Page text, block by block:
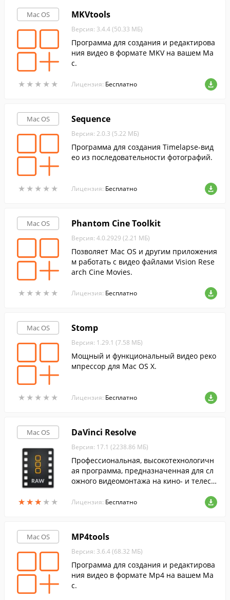
Mac OS
★ ★ ★ ★ ★
★ ★ ★ ★ ★
MKVtools
Версия: 3.4.4 (50.33 МБ)
Программа для создания и редактирова
ния видео в формате MKV на вашем Ma
c.
Лицензия: Бесплатно
Mac OS
★ ★ ★ ★ ★
★ ★ ★ ★ ★
Sequence
Версия: 2.0.3 (5.22 МБ)
Программа для создания Timelapse-вид
ео из последовательности фотографий.
Лицензия: Бесплатно
Mac OS
★ ★ ★ ★ ★
★ ★ ★ ★ ★
Phantom Cine Toolkit
Версия: 4.0.2929 (2.21 МБ)
Позволяет Mac OS и другим приложения
м работать с видео файлами Vision Rese
arch Cine Movies.
Лицензия: Бесплатно
Mac OS
★ ★ ★ ★ ★
★ ★ ★ ★ ★
Stomp
Версия: 1.29.1 (7.58 МБ)
Мощный и функциональный видео реко
мпрессор для Mac OS X.
Лицензия: Бесплатно
Mac OS
★★★ ★ ★
★★★ ★ ★
DaVinci Resolve
Версия: 17.1 (2238.86 МБ)
Профессиональная, высокотехнологичн
ая программа, предназначенная для сл
ожного видеомонтажа на кино- и телест
Лицензия: Бесплатно
Mac OS MP4tools
Версия: 3.6.4 (68.32 МБ)
Программа для создания и редактирова
ния видео в формате Mp4 на вашем Ma
c.